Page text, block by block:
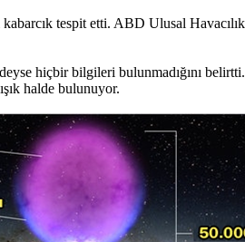
tespit etti. ABD Ulusal
hiçbir bilgileri bulunmadığını
halde bulunuyor.